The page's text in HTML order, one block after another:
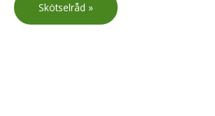
Skötselråd »